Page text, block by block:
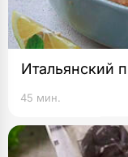
Итальянский
45 мин.